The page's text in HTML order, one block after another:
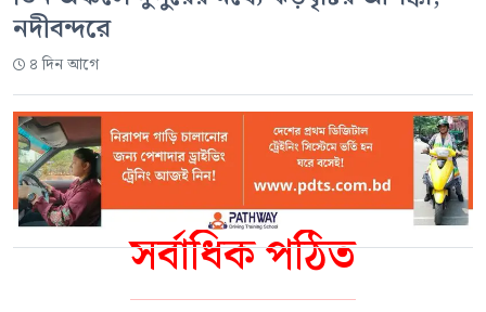
সর্বাধিক পঠিত
নদীবন্দরে
৪ দিন আগে